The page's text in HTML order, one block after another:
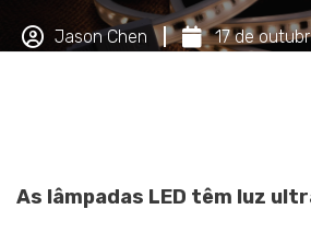
Jason Chen 17 de
As lâmpadas LED têm luz